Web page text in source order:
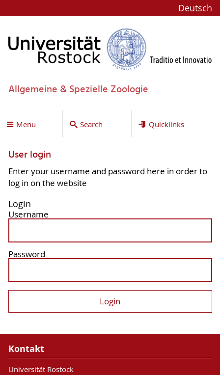
Deutsch
Allgemeine & Spezielle Zoologie
Menu Search Quicklinks
User login
Enter your username and password here in order to
log in on the website
Login
Username
Password
Kontakt
Universität Rostock